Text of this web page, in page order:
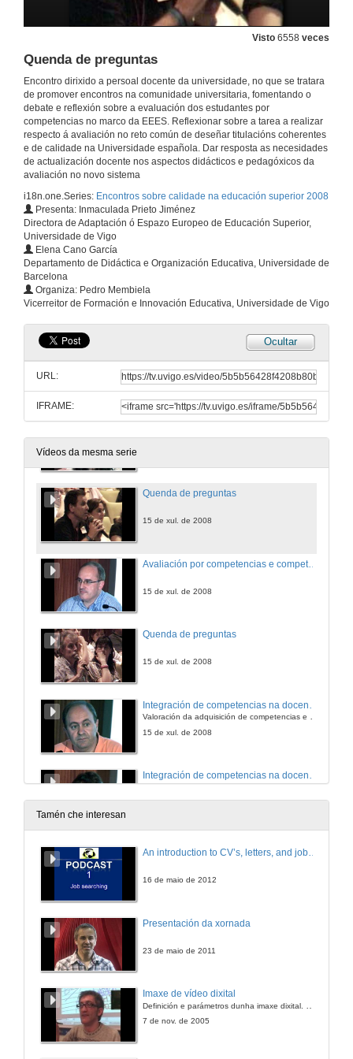
Visto 6558 veces
Quenda de preguntas
Encontro dirixido a persoal docente da universidade, no que se tratara
de promover encontros na comunidade universitaria, fomentando o
debate e reflexión sobre a evaluación dos estudantes por
competencias no marco da EEES. Reflexionar sobre a tarea a realizar
respecto á avaliación no reto común de deseñar titulacións coherentes
e de calidade na Universidade española. Dar resposta as necesidades
de actualización docente nos aspectos didácticos e pedagóxicos da
avaliación no novo sistema
i18n.one.Series: Encontros sobre calidade na educación superior 2008
Presenta: Inmaculada Prieto Jiménez
Directora de Adaptación ó Espazo Europeo de Educación Superior,
Universidade de Vigo
Elena Cano García
Departamento de Didáctica e Organización Educativa, Universidade de
Barcelona
Organiza: Pedro Membiela
Vicerreitor de Formación e Innovación Educativa, Universidade de Vigo
Ocultar
URL:
IFRAME:
Vídeos da mesma serie
14 de xul. de 2008
14 de xul. de 2008
O aprendizaxe mediante competencias: relevancia e implicacións
14 de xul. de 2008
Quenda de preguntas
14 de xul. de 2008
Conclusións do traballo realizado nos talleres
14 de xul. de 2008
Avaliación por competencias: Implicacións no traballo do docente
Quenda de preguntas
15 de xul. de 2008
15 de xul. de 2008
Quenda de preguntas
15 de xul. de 2008
Valoración da adquisición de competencias e a sua avaliación
15 de xul. de 2008
Integración de competencias na docencia
Valoración da adquisición de competencias e a sua avaliación
15 de xul. de 2008
Valoración da adquisición de competencias e a sua avaliación
Quenda de preguntas
Clausura das xornadas
Tamén che interesan
An introduction to CV’s, letters, and job searching
16 de maio de 2012
Presentación da xornada
23 de maio de 2011
Imaxe de vídeo dixital
7 de nov. de 2005